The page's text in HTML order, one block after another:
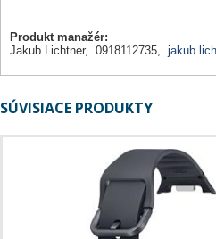
Produkt manažér:
Jakub Lichtner, 0918112735,
SÚVISIACE PRODUKTY